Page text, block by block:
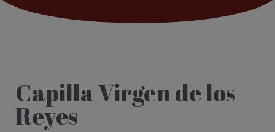
Capilla Virgen de los
Reyes